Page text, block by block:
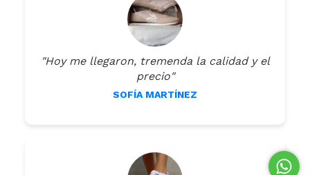
"Hoy me llegaron, tremenda la calidad y el
precio"
SOFÍA MARTÍNEZ